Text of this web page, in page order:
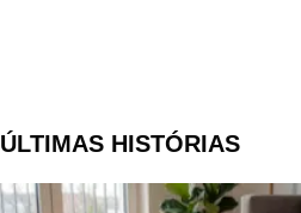
ÚLTIMAS HISTÓRIAS